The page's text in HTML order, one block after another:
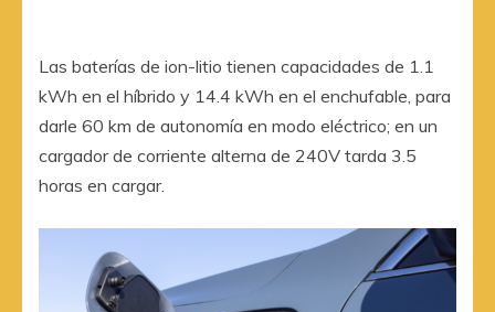
Las baterías de ion-litio tienen capacidades de 1.1
kWh en el híbrido y 14.4 kWh en el enchufable, para
darle 60 km de autonomía en modo eléctrico; en un
cargador de corriente alterna de 240V tarda 3.5
horas en cargar.